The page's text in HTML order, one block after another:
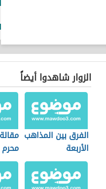
الزوار شاهدوا أيضاً
الفرق بين المذاهب
الأربعة
محرم